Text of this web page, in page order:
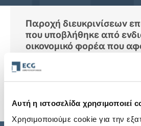
Αυτή η ιστοσελίδα χρησιμοποιεί
Χρησιμοποιούμε cookie για την
Παροχή διευκρινίσεων
που υποβλήθηκε από
οικονομικό φορέα που
Υπόδειγμα ΕΕΕΣ του
της διακήρυξης 1/2023
8 Μαΐου, 2023
Περισσότερα